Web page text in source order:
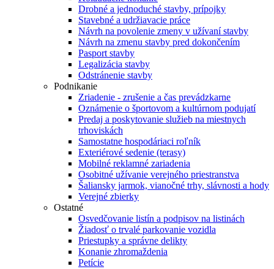
Drobné a jednoduché stavby, prípojky
Stavebné a udržiavacie práce
Návrh na povolenie zmeny v užívaní stavby
Návrh na zmenu stavby pred dokončením
Pasport stavby
Legalizácia stavby
Odstránenie stavby
Podnikanie
Zriadenie - zrušenie a čas prevádzkarne
Oznámenie o športovom a kultúrnom podujatí
Predaj a poskytovanie služieb na miestnych
trhoviskách
Samostatne hospodáriaci roľník
Exteriérové sedenie (terasy)
Mobilné reklamné zariadenia
Osobitné užívanie verejného priestranstva
Šaliansky jarmok, vianočné trhy, slávnosti a hody
Verejné zbierky
Ostatné
Osvedčovanie listín a podpisov na listinách
Žiadosť o trvalé parkovanie vozidla
Priestupky a správne delikty
Konanie zhromaždenia
Petície